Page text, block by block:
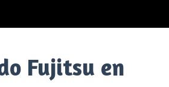
Fujitsu en